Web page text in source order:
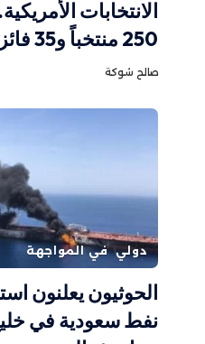
الانتخابات
250 منتخباً و35 فائزاً بالكونغرس
صالح شوكة
دولي في المواجهة
الحوثيون يعلنون
نفط سعودية في